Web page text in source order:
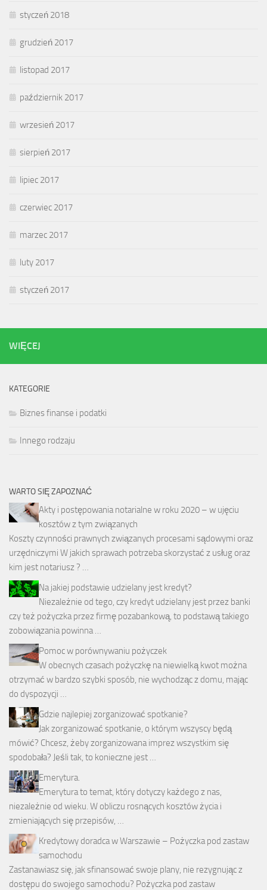
styczeń 2018
grudzień 2017
listopad 2017
październik 2017
wrzesień 2017
sierpień 2017
lipiec 2017
czerwiec 2017
marzec 2017
luty 2017
styczeń 2017
WIĘCEJ
KATEGORIE
Biznes finanse i podatki
Innego rodzaju
WARTO SIĘ ZAPOZNAĆ
Akty i postępowania notarialne w roku 2020 – w ujęciu
kosztów z tym związanych
Koszty czynności prawnych związanych procesami sądowymi oraz
urzędniczymi W jakich sprawach potrzeba skorzystać z usług oraz
kim jest notariusz ? …
Na jakiej podstawie udzielany jest kredyt?
Niezależnie od tego, czy kredyt udzielany jest przez banki
czy też pożyczka przez firmę pozabankową, to podstawą takiego
zobowiązania powinna …
Pomoc w porównywaniu pożyczek
W obecnych czasach pożyczkę na niewielką kwot można
otrzymać w bardzo szybki sposób, nie wychodząc z domu, mając
do dyspozycji …
Gdzie najlepiej zorganizować spotkanie?
Jak zorganizować spotkanie, o którym wszyscy będą
mówić? Chcesz, żeby zorganizowana imprez wszystkim się
spodobała? Jeśli tak, to konieczne jest …
Emerytura.
Emerytura to temat, który dotyczy każdego z nas,
niezależnie od wieku. W obliczu rosnących kosztów życia i
zmieniających się przepisów, …
Kredytowy doradca w Warszawie – Pożyczka pod zastaw
samochodu
Zastanawiasz się, jak sfinansować swoje plany, nie rezygnując z
dostępu do swojego samochodu? Pożyczka pod zastaw